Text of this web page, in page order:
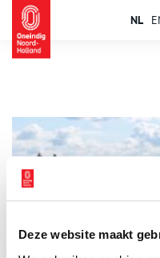
Deze website maakt
NL